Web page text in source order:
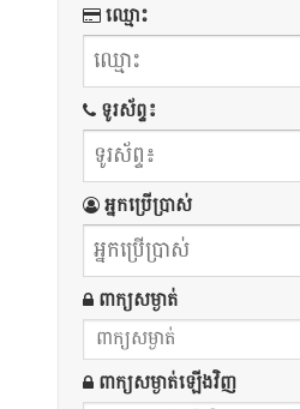
ឈ្មោះ
ទូរស័ព្ទ៖
អ្នកប្រើប្រាស់
ពាក្យសម្ងាត់
ពាក្យសម្ងាត់ឡើងវិញ